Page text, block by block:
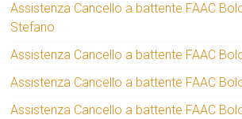
Assistenza Cancello a battente FAAC
Stefano
Assistenza Cancello a battente FAAC
Assistenza Cancello a battente FAAC
Assistenza Cancello a battente FAAC